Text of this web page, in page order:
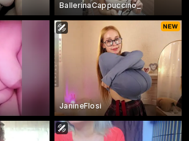
BallerinaCappuccino_
JanineFlosi